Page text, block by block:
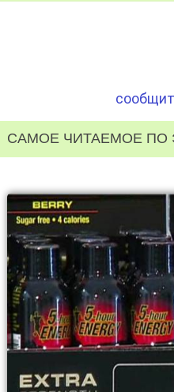
САМОЕ ЧИТАЕМОЕ ПО